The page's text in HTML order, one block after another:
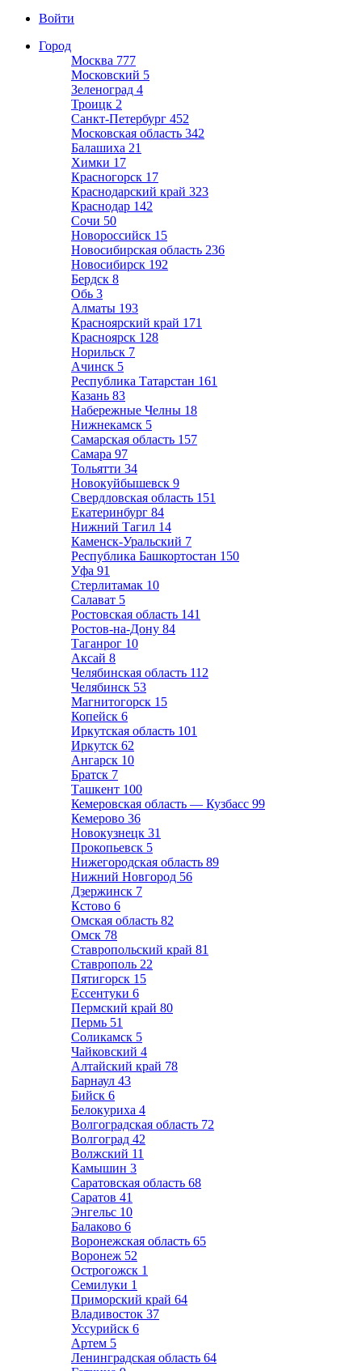
Войти
Город
Москва 777
Московский 5
Зеленоград 4
Троицк 2
Санкт-Петербург 452
Московская область 342
Балашиха 21
Химки 17
Красногорск 17
Краснодарский край 323
Краснодар 142
Сочи 50
Новороссийск 15
Новосибирская область 236
Новосибирск 192
Бердск 8
Обь 3
Алматы 193
Красноярский край 171
Красноярск 128
Норильск 7
Ачинск 5
Республика Татарстан 161
Казань 83
Набережные Челны 18
Нижнекамск 5
Самарская область 157
Самара 97
Тольятти 34
Новокуйбышевск 9
Свердловская область 151
Екатеринбург 84
Нижний Тагил 14
Каменск-Уральский 7
Республика Башкортостан 150
Уфа 91
Стерлитамак 10
Салават 5
Ростовская область 141
Ростов-на-Дону 84
Таганрог 10
Аксай 8
Челябинская область 112
Челябинск 53
Магнитогорск 15
Копейск 6
Иркутская область 101
Иркутск 62
Ангарск 10
Братск 7
Ташкент 100
Кемеровская область — Кузбасс 99
Кемерово 36
Новокузнецк 31
Прокопьевск 5
Нижегородская область 89
Нижний Новгород 56
Дзержинск 7
Кстово 6
Омская область 82
Омск 78
Ставропольский край 81
Ставрополь 22
Пятигорск 15
Ессентуки 6
Пермский край 80
Пермь 51
Соликамск 5
Чайковский 4
Алтайский край 78
Барнаул 43
Бийск 6
Белокуриха 4
Волгоградская область 72
Волгоград 42
Волжский 11
Камышин 3
Саратовская область 68
Саратов 41
Энгельс 10
Балаково 6
Воронежская область 65
Воронеж 52
Острогожск 1
Семилуки 1
Приморский край 64
Владивосток 37
Уссурийск 6
Артем 5
Ленинградская область 64